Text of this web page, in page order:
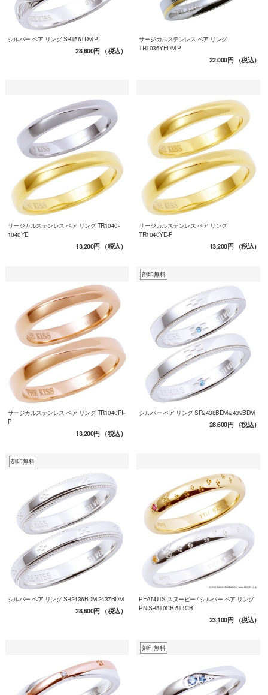
シルバー ペア リング SR1561DM-P
28,600円（税込）
サージカルステンレス ペア リング
TR1036YEDM-P
22,000円（税込）
サージカルステンレス ペア リング TR1040-
1040YE
13,200円（税込）
サージカルステンレス ペア リング
TR1040YE-P
13,200円（税込）
サージカルステンレス ペア リング TR1040PI-
P
13,200円（税込）
刻印無料
シルバー ペア リング SR2438BDM-2439BDM
28,600円（税込）
刻印無料
シルバー ペア リング SR2436BDM-2437BDM
28,600円（税込）
PEANUTS スヌーピー / シルバー ペア リング
PN-SR510CB-511CB
23,100円（税込）
刻印無料